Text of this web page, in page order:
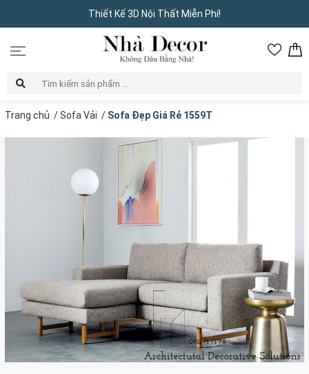
Thiết Kế 3D Nội Thất Miễn Phí!
Trang chủ /Sofa Vải / Sofa Đẹp Giá Rẻ 1559T